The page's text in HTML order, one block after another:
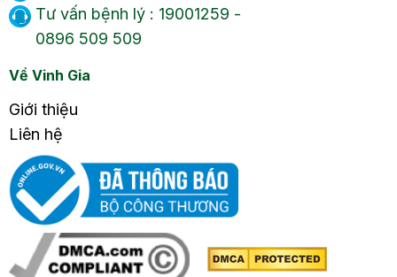
Tư vấn bệnh lý : 19001259 -
0896 509 509
Về Vinh Gia
Giới thiệu
Liên hệ